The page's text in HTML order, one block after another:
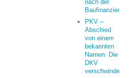
nach der
PKV –
Abschied
von einem
bekannten
Namen: Die
DKV
verschwindet